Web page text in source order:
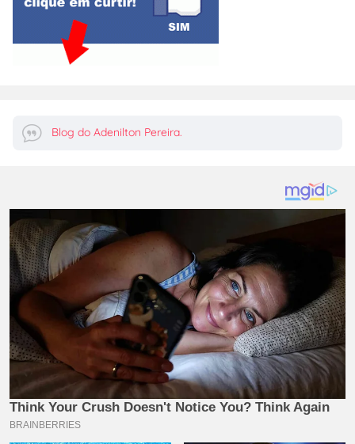
Blog do Adenilton Pereira.